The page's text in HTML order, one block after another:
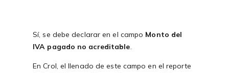
Sí, se debe declarar en el campo Monto del
IVA pagado no acreditable.
En Crol, el llenado de este campo en el reporte